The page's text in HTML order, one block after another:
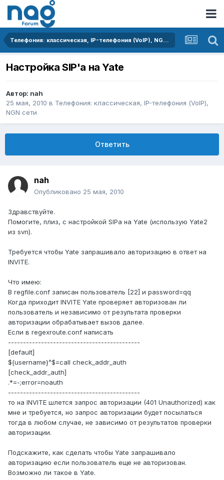
Телефония: классическая, IP-телефония (VoIP), NGN сети
Настройка SIP'a на Yate
Автор: nah
25 мая, 2010 в Телефония: классическая, IP-телефония (VoIP),
NGN сети
Ответить
nah
Опубликовано 25 мая, 2010
Здравствуйте.
Помогите, плиз, с настройкой SIPа на Yate (использую Yate2
из svn).
Требуется чтобы Yate запрашивало авторизацию в ответ на
INVITE.
Что имею:
В regfile.conf записан пользователь [22] и password=qq
Когда приходит INVITE Yate проверяет авторизован ли
пользователь и независимо от результата проверки
авторизации обрабатывает вызов далее.
Если в regexroute.conf написать
--------------------------------------------
[default]
${username}^$=call check_addr_auth
[check_addr_auth]
.*=-;error=noauth
--------------------------------------------
то на INVITE шлется запрос авторизации (401 Unauthorized) как
мне и требуется, но запрос авторизации будет посылаться
тогда в любом случае, не зависимо от результатов проверки
авторизации.
Подскажите, как сделать чтобы Yate запрашивало
авторизацию если пользователь еще не авторизован.
Возможно ли такое в Yate.